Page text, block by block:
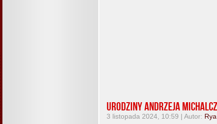
Urodziny Andrzeja
3 listopada 2024, 10:59 | Autor: